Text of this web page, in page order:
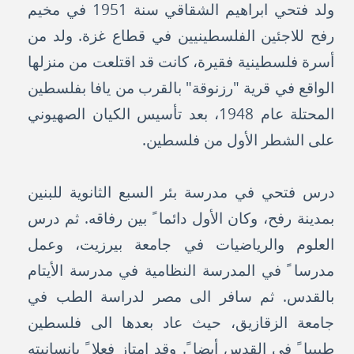
ولد فتحي ابراهيم الشقاقي سنة 1951 في مخيم
رفح للاجئين الفلسطينيين في قطاع غزة. ولد من
أسرة فلسطينية فقيرة، كانت قد اقتلعت من منزلها
الواقع في قرية "رزنوقة" بالقرب من يافا بفلسطين
المحتلة عام 1948، بعد تأسيس الكيان الصهيوني
على الشطر الأول من فلسطين.
درس فتحي في مدرسة بئر السبع الثانوية للبنين
بمدينة رفح، وكان الأول دائما ً بين رفاقه. ثم درس
العلوم والرياضيات في جامعة بيرزيت، وعمل
مدرسا ً في المدرسة النظامية في مدرسة الأيتام
بالقدس. ثم سافر الى مصر لدراسة الطب في
جامعة الزقازيق، حيث عاد بعدها الى فلسطين
طبيبا ً في القدس أيضا ً. وقد امتاز فعلا ً بانسانيته